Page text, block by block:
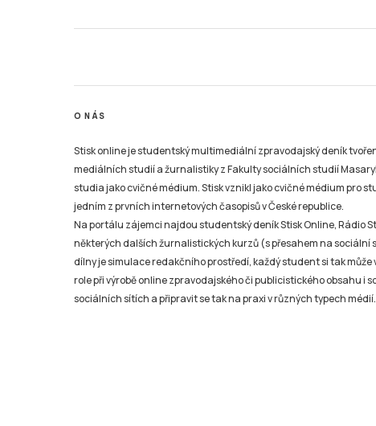
O NÁS
Stisk online je studentský multimediální zpravodajský deník
mediálních studií a žurnalistiky z Fakulty sociálních studií
studia jako cvičné médium. Stisk vznikl jako cvičné médium pro
jedním z prvních internetových časopisů v České republice.
Na portálu zájemci najdou studentský deník Stisk Online, Rádio
některých dalších žurnalistických kurzů (s přesahem na sociální
dílny je simulace redakčního prostředí, každý student si tak
role při výrobě online zpravodajského či publicistického obsahu i
sociálních sítích a připravit se tak na praxi v různých typech médií.